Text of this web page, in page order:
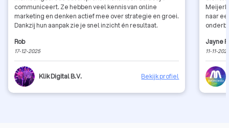
communiceert. Ze hebben veel kennis van online
marketing en denken actief mee over strategie en groei.
Dankzij hun aanpak zie je snel inzicht én resultaat.
Rob
17-12-2025
Klik Digital B.V. Bekijk profiel
naar
Jayne
11-11-